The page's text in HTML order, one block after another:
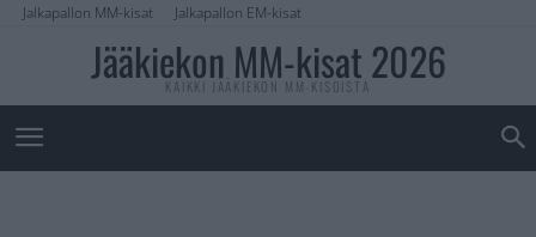
Jalkapallon MM-kisat Jalkapallon EM-kisat
Jääkiekon MM-kisat 2026
KAIKKI JÄÄKIEKON MM-KISOISTA